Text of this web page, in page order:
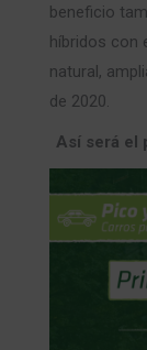
beneficio
híbridos con
natural,
de 2020.
Así será el